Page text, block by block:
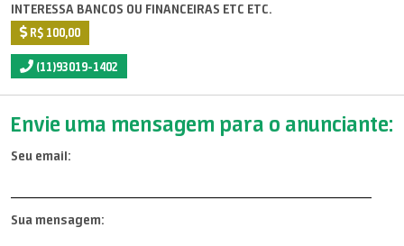
INTERESSA BANCOS OU FINANCEIRAS ETC ETC.
R$ 100,00
(11)93019-1402
Envie uma mensagem para o anunciante:
Seu email:
Sua mensagem: